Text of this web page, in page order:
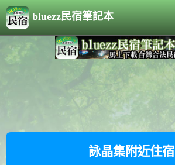
bluezz民宿筆記本
詠晶集附近住宿